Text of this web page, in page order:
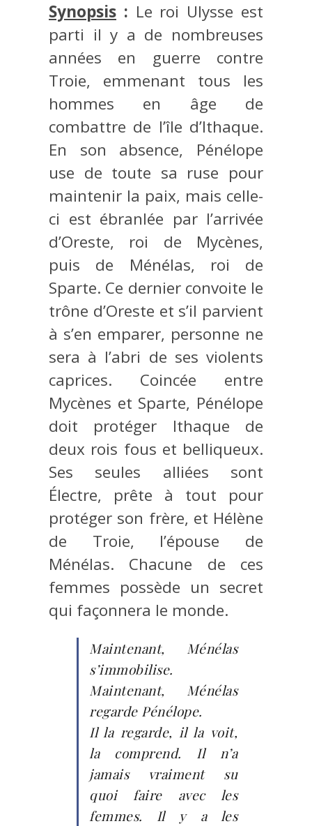
Synopsis : Le roi Ulysse est
parti il y a de nombreuses
années en guerre contre
Troie, emmenant tous les
hommes en âge de
combattre de l’île d’Ithaque.
En son absence, Pénélope
use de toute sa ruse pour
maintenir la paix, mais celle-
ci est ébranlée par l’arrivée
d’Oreste, roi de Mycènes,
puis de Ménélas, roi de
Sparte. Ce dernier convoite le
trône d’Oreste et s’il parvient
à s’en emparer, personne ne
sera à l’abri de ses violents
caprices. Coincée entre
Mycènes et Sparte, Pénélope
doit protéger Ithaque de
deux rois fous et belliqueux.
Ses seules alliées sont
Électre, prête à tout pour
protéger son frère, et Hélène
de Troie, l’épouse de
Ménélas. Chacune de ces
femmes possède un secret
qui façonnera le monde.
Maintenant, Ménélas
s’immobilise.
Maintenant, Ménélas
regarde Pénélope.
Il la regarde, il la voit,
la comprend. Il n’a
jamais vraiment su
quoi faire avec les
femmes. Il y a les